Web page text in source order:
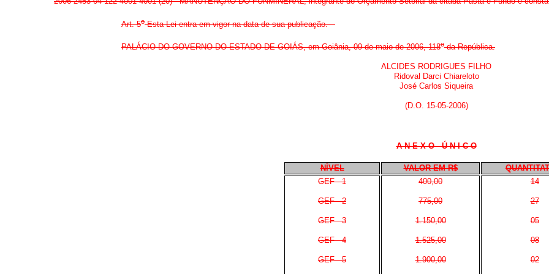
Art. 5oEsta Lei entra em vigor na data de sua publicação.
PALÁCIO DO GOVERNO DO ESTADO DE GOIÁS, em Goiânia, 09 de maio de 2006, 118oda República.
ALCIDES RODRIGUES FILHO
Ridoval Darci Chiareloto
José Carlos Siqueira
(D.O. 15-05-2006)
A N E X O Ú N I C O
NÍVEL VALOR EM R$
GEF - 1
GEF - 2
GEF - 3
GEF - 4
GEF - 5
400,00
775,00
1.150,00
1.525,00
1.900,00
14
27
05
08
02